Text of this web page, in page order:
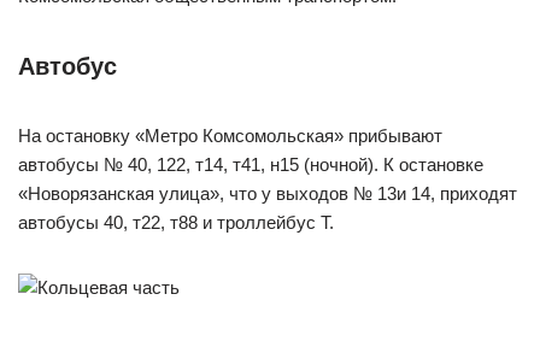
Автобус
На остановку «Метро Комсомольская» прибывают
автобусы № 40, 122, т14, т41, н15 (ночной). К остановке
«Новорязанская улица», что у выходов № 13и 14, приходят
автобусы 40, т22, т88 и троллейбус Т.